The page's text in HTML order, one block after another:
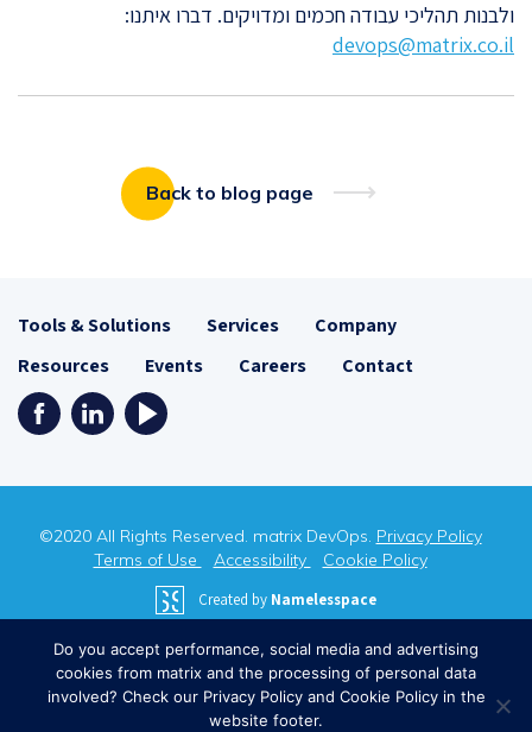
ולבנות תהליכי עבודה חכמים ומדויקים. דברו איתנו:
devops@matrix.co.il
Back to blog page
Tools & Solutions Services
Company
Resources
Events Careers Contact
©2020 All Rights Reserved. matrix DevOps. Privacy Policy
Terms of Use
Accessibility Cookie Policy
Created by Namelesspace
Do you accept performance, social media and advertising
cookies from matrix and the processing of personal data
involved? Check our Privacy Policy and Cookie Policy in the
website footer.